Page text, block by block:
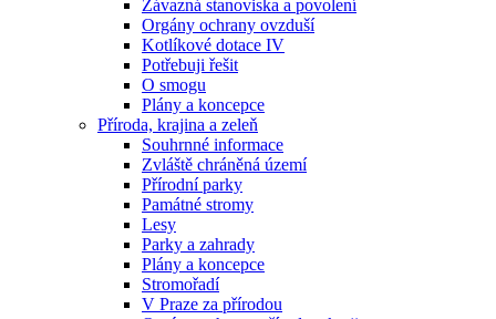
Závazná stanoviska a povolení
Orgány ochrany ovzduší
Kotlíkové dotace IV
Potřebuji řešit
O smogu
Plány a koncepce
Příroda, krajina a zeleň
Souhrnné informace
Zvláště chráněná území
Přírodní parky
Památné stromy
Lesy
Parky a zahrady
Plány a koncepce
Stromořadí
V Praze za přírodou